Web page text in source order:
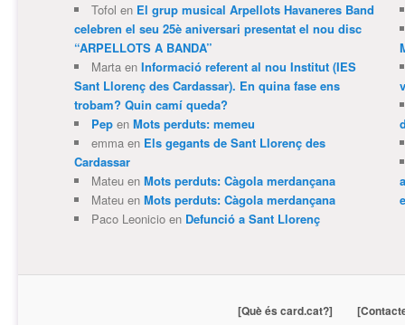
Tofol en El grup musical Arpellots Havaneres Band
celebren el seu 25è aniversari presentat el nou disc
“ARPELLOTS A BANDA”
Martaen Informació referent al nou Institut (IES
Sant Llorenç des Cardassar). En quina fase ens
trobam? Quin camí queda?
Pepen Mots perduts: memeu
emmaen Els gegants de Sant Llorenç des
Cardassar
Mateuen Mots perduts: Càgola merdançana
Mateuen Mots perduts: Càgola merdançana
Paco Leonicioen Defunció a Sant Llorenç
[Què és card.cat?]